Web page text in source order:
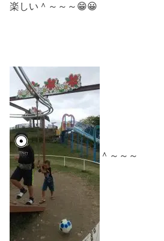
楽しい＾～～～😁😀
＾～～～